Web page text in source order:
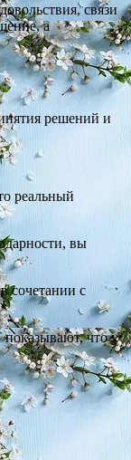
связи
а
решений и
реальный
вы
сочетании с
что у